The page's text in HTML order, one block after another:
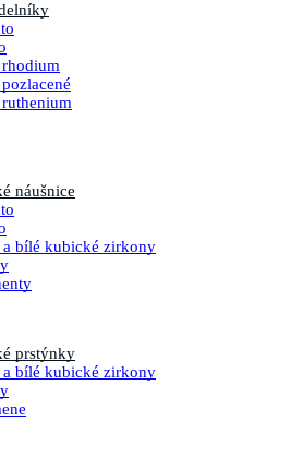
náušnice
a bílé kubické zirkony
prstýnky
a bílé kubické zirkony